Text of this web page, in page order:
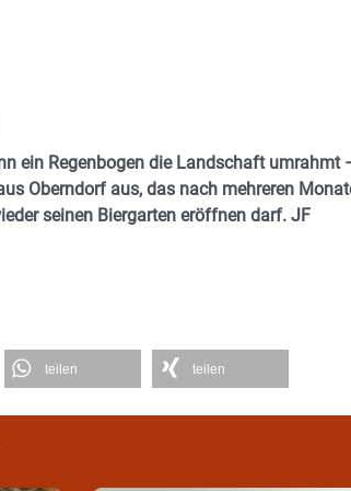
ein Regenbogen die Landschaft umrahmt
Oberndorf aus, das nach mehreren
seinen Biergarten eröffnen darf. JF
teilen teilen